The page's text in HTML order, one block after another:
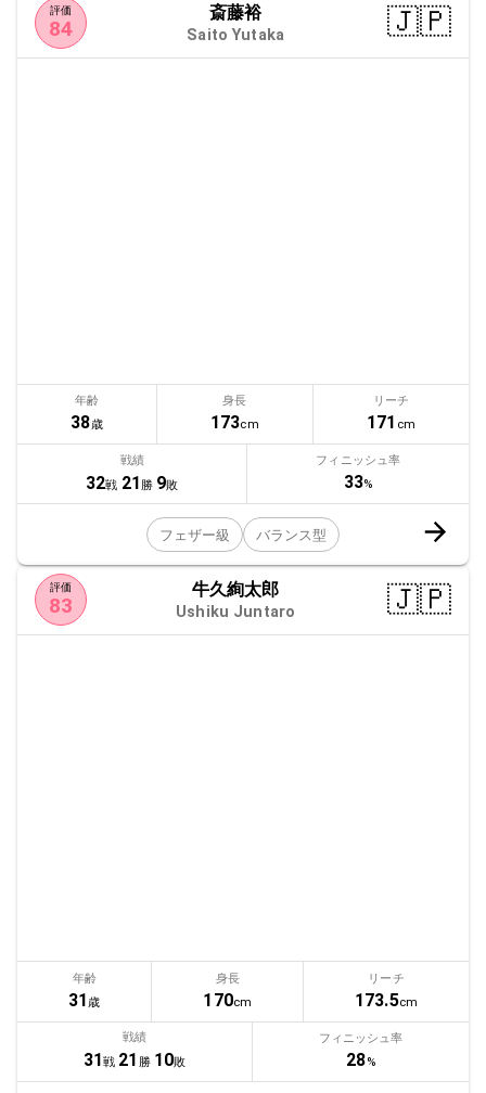
評価
84
斎藤裕
Saito Yutaka 🇯🇵
年齢
38歳
身長
173cm
リーチ
171 cm
戦績
32戦 21 勝 9敗
フィニッシュ率
33%
フェザー級 バランス型
評価
83
牛久絢太郎
Ushiku Juntaro 🇯🇵
年齢
31 歳
身長
170cm
リーチ
173.5cm
戦績
31 戦 21 勝 10敗
フィニッシュ率
28%